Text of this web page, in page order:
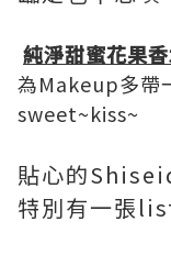
純淨甜蜜花果
為Makeup多帶
sweet~kiss~
貼心的
特別有一張